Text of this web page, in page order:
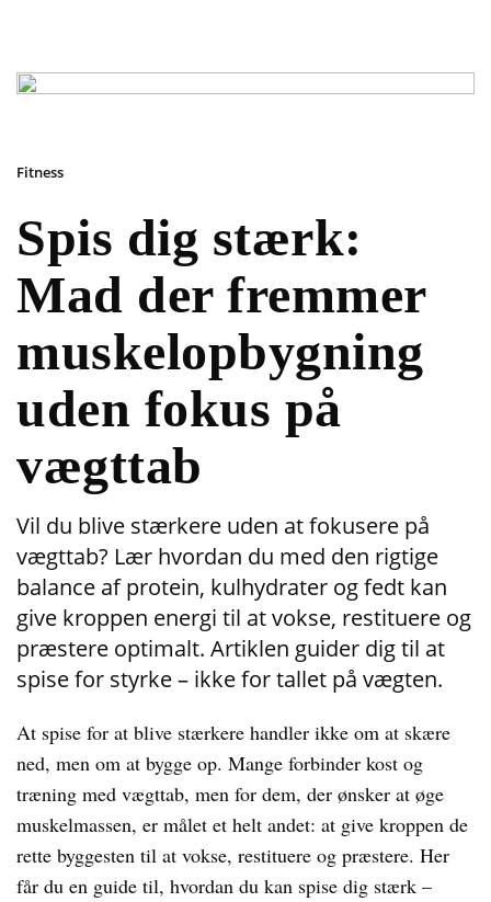
Spis dig stærk:
Mad der fremmer
muskelopbygning
uden fokus på
vægttab
Fitness
Vil du blive stærkere uden at fokusere på
vægttab? Lær hvordan du med den rigtige
balance af protein, kulhydrater og fedt kan
give kroppen energi til at vokse, restituere og
præstere optimalt. Artiklen guider dig til at
spise for styrke – ikke for tallet på vægten.
At spise for at blive stærkere handler ikke om at skære
ned, men om at bygge op. Mange forbinder kost og
træning med vægttab, men for dem, der ønsker at øge
muskelmassen, er målet et helt andet: at give kroppen de
rette byggesten til at vokse, restituere og præstere. Her
får du en guide til, hvordan du kan spise dig stærk –